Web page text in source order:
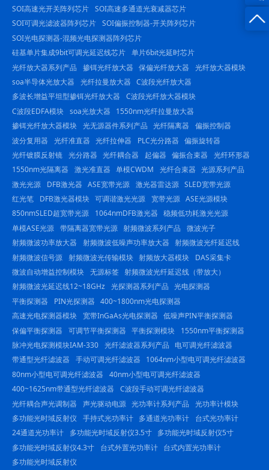
询
SOI高速光开关阵列芯片 SOI高速多通道光衰减器芯片
SOI可调光滤波器阵列芯片 SOI偏振控制器-开关阵列芯片
SOI光电探测器-混频光电探测器阵列芯片
硅基单片集成9bit可调光延迟线芯片 单片6bit光延时芯片
光纤放大器系列产品
掺铒光纤放大器 保偏光纤放大器
光纤放大器模块
soa半导体光放大器
光纤拉曼放大器 C波段光纤放大器
多波长增益平坦型掺铒光纤放大器
C波段光纤放大器模块
C波段EDFA模块 soa光放大器
1550nm光纤拉曼放大器
掺铒光纤放大器模块 光无源器件系列产品 光纤隔离器
偏振控制器
波分复用器
光纤准直器 光纤拉伸器 PLC光分路器
偏振旋转器
光纤镀膜反射镜 光分路器 光纤耦合器 起偏器 偏振合束器
光纤环形器
1550nm光隔离器
激光准直器 单模CWDM 光纤合束器
光源系列产品
激光光源
DFB激光器 ASE宽带光源 激光器雷达源 SLED宽带光源
红光笔
DFB激光器模块 可调谐激光光源 宽带光源 ASE光源模块
850nmSLED超宽带光源
1064nmDFB激光器 稳频低功耗激光光源
单模ASE光源 带隔离器宽带光源 射频微波系列产品
微波光子
射频微波功率放大器
射频微波低噪声功率放大器 射频微波光纤延迟线
射频微波信号源 射频微波光传输模块 射频放大器模块
DAS采集卡
微波自动增益控制模块 无源标签 射频微波光纤延迟线（带放大）
射频微波光延迟线12~18GHz 光探测器系列产品 光电探测器
平衡探测器
PIN光探测器 400~1800nm光电探测器
高速光电探测器模块
宽带InGaAs光电探测器 低噪声PIN平衡探测器
保偏平衡探测器
可调节平衡探测器 平衡探测模块
1550nm平衡探测器
脉冲光电探测模块IAM-330 光纤滤波器系列产品
电可调光纤滤波器
带通型光纤滤波器
手动可调光纤滤波器
1064nm小型电可调光纤滤波器
80nm小型电可调光纤滤波器
40nm小型电可调光纤滤波器
400~1625nm带通型光纤滤波器
C波段手动可调光纤滤波器
光纤耦合声光调制器
声光驱动电源 光功率计系列产品
光功率计模块
多功能光时域反射仪
手持式光功率计 多通道光功率计
台式光功率计
24通道光功率计
多功能光时域反射仪3.5寸
多功能光时域反射仪5寸
多功能光时域反射仪4.3寸
台式外置光功率计
台式内置光功率计
多功能光时域反射仪